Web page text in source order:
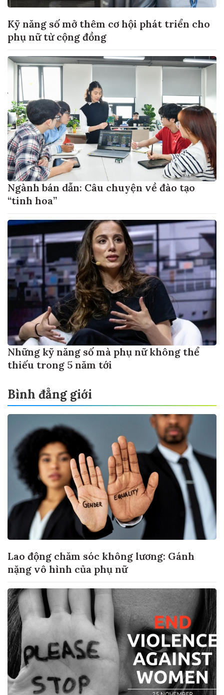
Kỹ năng số mở thêm cơ hội phát triển cho
phụ nữ từ cộng đồng
Ngành bán dẫn: Câu chuyện về đào tạo
“tinh hoa”
Những kỹ năng số mà phụ nữ không thể
thiếu trong 5 năm tới
Bình đẳng giới
Lao động chăm sóc không lương: Gánh
nặng vô hình của phụ nữ